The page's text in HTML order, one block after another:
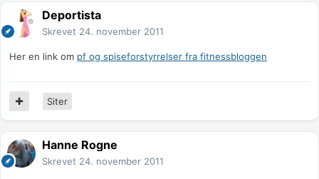
Deportista
Skrevet 24. november 2011
Her en link om pf og spiseforstyrrelser fra fitnessbloggen
Siter
Hanne Rogne
Skrevet 24. november 2011